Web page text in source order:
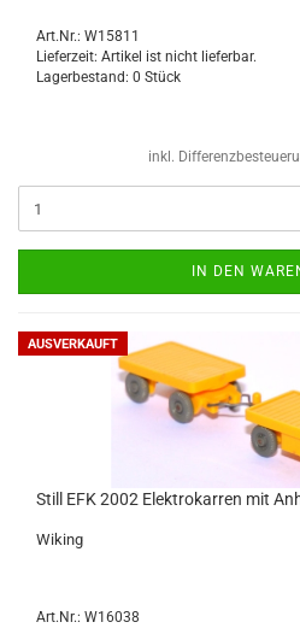
Art.Nr.: W15811
Lieferzeit: Artikel ist nicht lieferbar.
Lagerbestand: 0 Stück
inkl.
IN DEN
AUSVERKAUFT
Still EFK 2002 Elek­tro­kar­ren mit
Wi­king
Art.Nr.: W16038